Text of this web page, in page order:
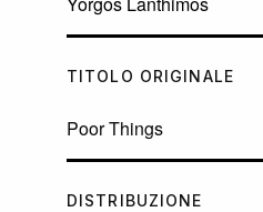
TITOLO ORIGINALE
Poor Things
DISTRIBUZIONE